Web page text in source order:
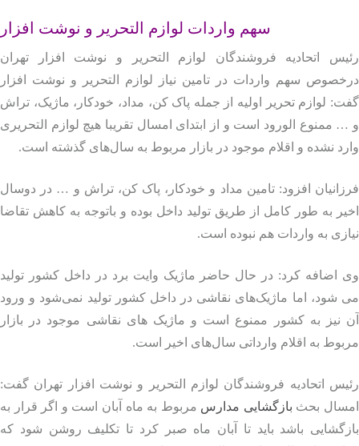
سهم واردات لوازم التحریر و نوشت افزار
اتحادیه فروشندگان لوازم التحریر و نوشت افزار تهران
سهم واردات در تامین نیاز لوازم التحریر و نوشت افزار
لوازم تحریر اولیه از جمله پاک کن، مداد، خودکار، ماژیک، تراش
ممنوع الورود است و از ابتدای امسال تقریبا هیچ لوازم التحریری
نشده و اقلام موجود در بازار مربوط به سال‌های گذشته است.
افزود: تامین مداد و خودکار، پاک کن، تراش و … در دوسال
به طور کامل از طریق تولید داخل بوده و باتوجه به کاهش تقاضا
به واردات هم نبوده است.
اضافه کرد: در حال حاضر ماژیک وایت برد در داخل کشور تولید
شود، اما ماژیک‌های نقاشی در داخل کشور تولید نمی‌شود و ورود
نیز به کشور ممنوع است و ماژیک‌ های نقاشی موجود در بازار
به اقلام وارداتی سال‌های اخیر است.
اتحادیه فروشندگان لوازم التحریر و نوشت افزار تهران گفت:
بحثبازگشایی مدارسمربوط به ماه آبان است و اگر قرار به
باشد باید تا آبان ماه صبر کرد تا تکلیف روشن شود که